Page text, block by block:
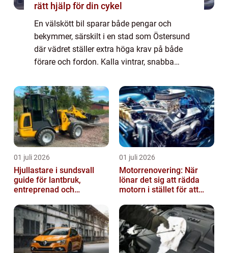
rätt hjälp för din cykel
En välskött bil sparar både pengar och
bekymmer, särskilt i en stad som Östersund
där vädret ställer extra höga krav på både
förare och fordon. Kalla vintrar, snabba
01 juli 2026
Hjullastare i sundsvall
guide för lantbruk,
entreprenad och
01 juli 2026
Motorrenovering: När
lönar det sig att rädda
motorn i stället för att